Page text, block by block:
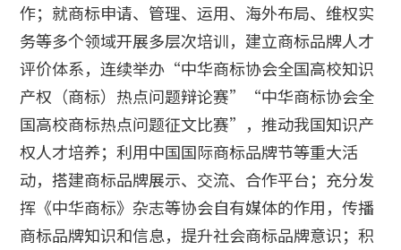
作；就商标申请、管理、运用、海外布局、维权实
务等多个领域开展多层次培训，建立商标品牌人才
评价体系，连续举办“中华商标协会全国高校知识
产权（商标）热点问题辩论赛”“中华商标协会全
国高校商标热点问题征文比赛”，推动我国知识产
权人才培养；利用中国国际商标品牌节等重大活
动，搭建商标品牌展示、交流、合作平台；充分发
挥《中华商标》杂志等协会自有媒体的作用，传播
商标品牌知识和信息，提升社会商标品牌意识；积